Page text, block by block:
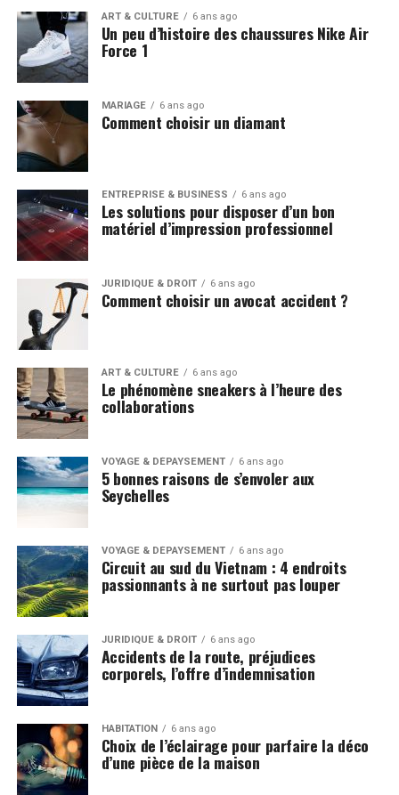
ART & CULTURE 6 ans ago
Un peu d’histoire des chaussures Nike Air
Force 1
MARIAGE 6 ans ago
Comment choisir un diamant
ENTREPRISE & BUSINESS 6 ans ago
Les solutions pour disposer d’un bon
matériel d’impression professionnel
JURIDIQUE & DROIT 6 ans ago
Comment choisir un avocat accident ?
ART & CULTURE 6 ans ago
Le phénomène sneakers à l’heure des
collaborations
VOYAGE & DÉPAYSEMENT 6 ans ago
5 bonnes raisons de s’envoler aux
Seychelles
VOYAGE & DÉPAYSEMENT 6 ans ago
Circuit au sud du Vietnam : 4 endroits
passionnants à ne surtout pas louper
JURIDIQUE & DROIT 6 ans ago
Accidents de la route, préjudices
corporels, l’offre d’indemnisation
HABITATION 6 ans ago
Choix de l’éclairage pour parfaire la déco
d’une pièce de la maison